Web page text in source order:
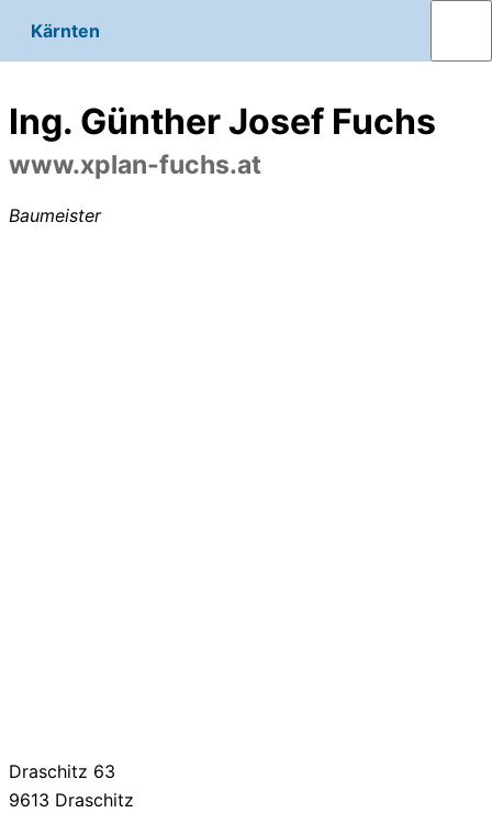
Kärnten
Ing. Günther Josef Fuchs
www.xplan-fuchs.at
Baumeister
Draschitz 63
9613 Draschitz